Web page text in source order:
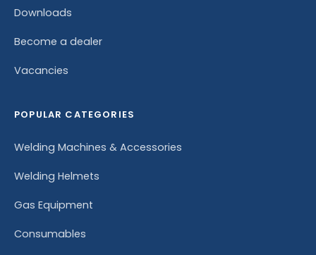
Downloads
Become a dealer
Vacancies
POPULAR CATEGORIES
Welding Machines & Accessories
Welding Helmets
Gas Equipment
Consumables